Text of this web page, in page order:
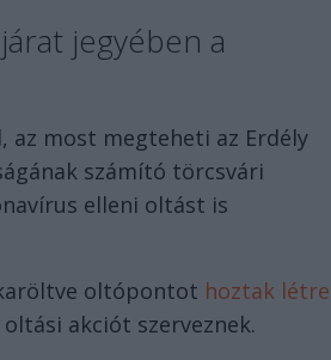
jegyében a
az most megteheti az Erdély
számító törcsvári
elleni oltást is
oltópontot hoztak létre
akciót szerveznek.